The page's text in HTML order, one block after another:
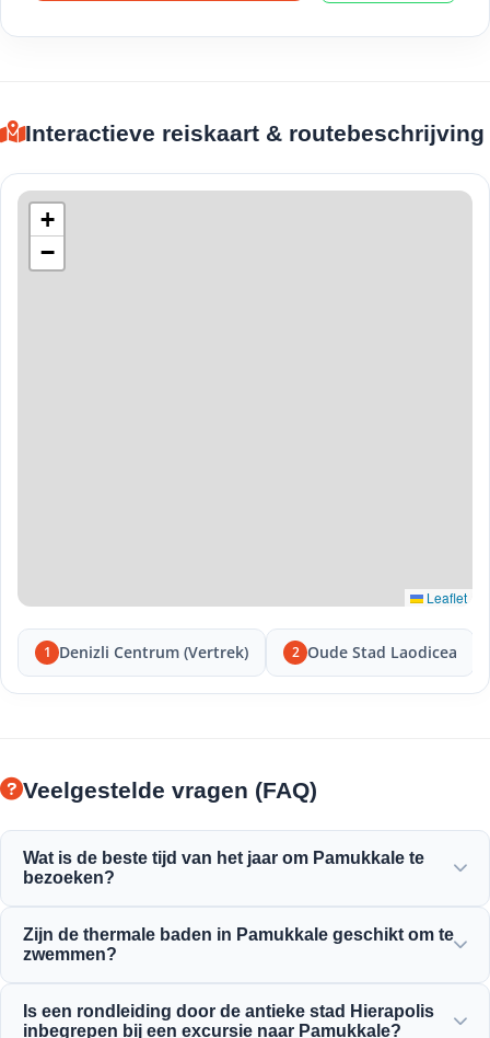
Interactieve reiskaart & routebeschrijving
+
−
Leaflet
1 Denizli Centrum (Vertrek) 2 Oude Stad Laodicea
Veelgestelde vragen (FAQ)
Wat is de beste tijd van het jaar om Pamukkale te
bezoeken?
(april-juni) en de herfst (september-november) bieden het
meest aangename weer om de witte terrassen en de
Zijn de thermale baden in Pamukkale geschikt om te
zwemmen?
Zwembad van Cleopatra zijn rijk aan mineralen en worden
Is een rondleiding door de antieke stad Hierapolis
inbegrepen bij een excursie naar Pamukkale?